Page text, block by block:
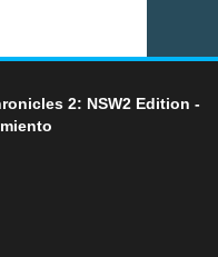
2: NSW2 Edition -